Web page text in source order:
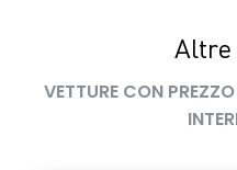
Sistema di accesso e
Altre
VETTURE CON